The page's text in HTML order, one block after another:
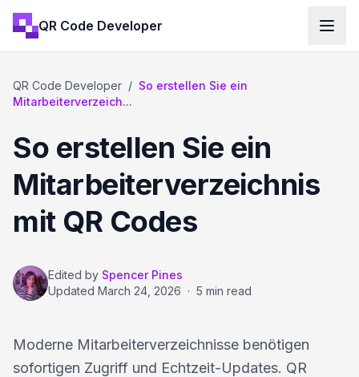
QR Code Developer
QR Code Developer / So erstellen Sie ein
Mitarbeiterverzeich...
So erstellen Sie ein
Mitarbeiterverzeichnis
mit QR Codes
Edited by Spencer Pines
Updated March 24, 2026 · 5 min read
Moderne Mitarbeiterverzeichnisse benötigen
sofortigen Zugriff und Echtzeit-Updates. QR